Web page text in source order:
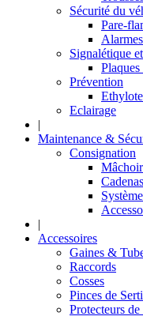
Sécurité du
Pare-
Signalétique
Prévention
Eclairage
|
Maintenance &
Consignation
Cadenas
|
Accessoires
Gaines &
Raccords
Cosses
Pinces de
Protecteurs